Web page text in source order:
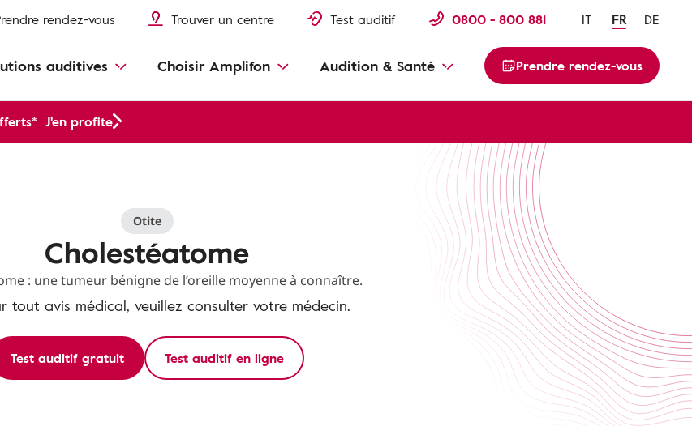
rendez-vous Trouver un centre Test auditif 0800 - 800 881 IT FR DE
auditives Choisir Amplifon Audition & Santé Prendre rendez-vous
J'en profite
Otite
Cholestéatome
: une tumeur bénigne de l’oreille moyenne à connaître.
tout avis médical, veuillez consulter votre médecin.
Test auditif gratuit Test auditif en ligne